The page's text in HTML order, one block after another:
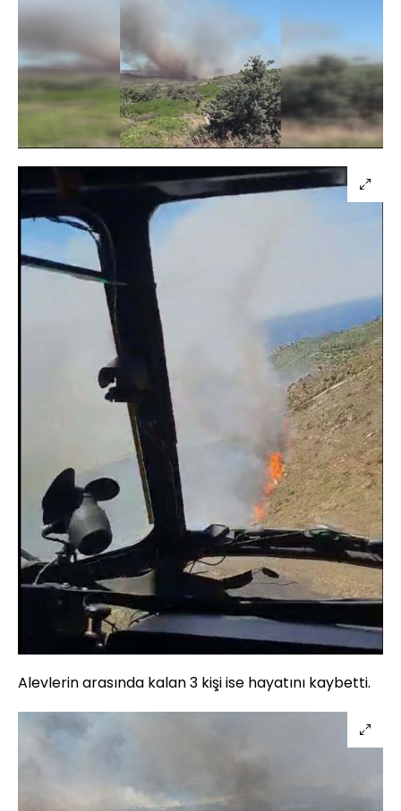
Aç
480
Yüklendi:
33.36%
Oynatma
Hızı
Alevlerin arasında kalan 3 kişi ise hayatını kaybetti.